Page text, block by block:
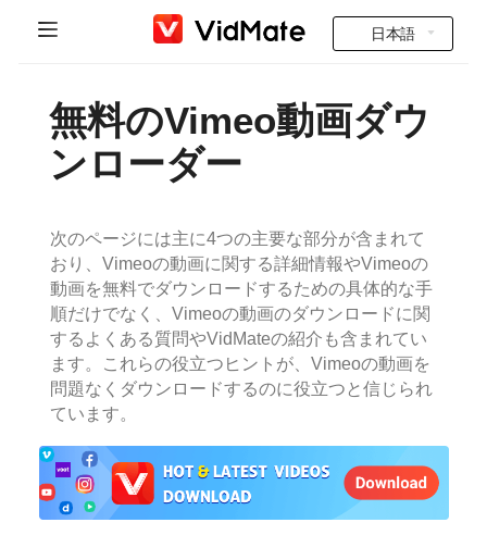
インド動画
ダウンロード
Instagram Downloader
YT to MP3
日本語
Deutsch
Español
Français
Italiano
Português
Türkçe
無料のVimeo動画ダウ
ンローダー
次のページには主に4つの主要な部分が含まれて
おり、Vimeoの動画に関する詳細情報やVimeoの
動画を無料でダウンロードするための具体的な手
順だけでなく、Vimeoの動画のダウンロードに関
するよくある質問やVidMateの紹介も含まれてい
ます。これらの役立つヒントが、Vimeoの動画を
問題なくダウンロードするのに役立つと信じられ
ています。